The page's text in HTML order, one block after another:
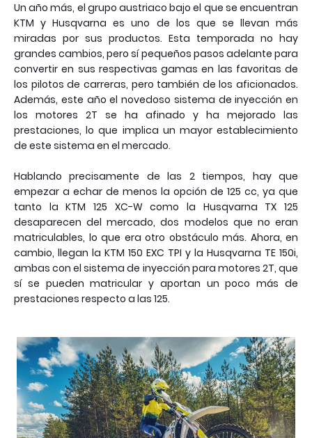
Un año más, el grupo austriaco bajo el que se encuentran
KTM y Husqvarna es uno de los que se llevan más
miradas por sus productos. Esta temporada no hay
grandes cambios, pero sí pequeños pasos adelante para
convertir en sus respectivas gamas en las favoritas de
los pilotos de carreras, pero también de los aficionados.
Además, este año el novedoso sistema de inyección en
los motores 2T se ha afinado y ha mejorado las
prestaciones, lo que implica un mayor establecimiento
de este sistema en el mercado.
Hablando precisamente de las 2 tiempos, hay que
empezar a echar de menos la opción de 125 cc, ya que
tanto la KTM 125 XC-W como la Husqvarna TX 125
desaparecen del mercado, dos modelos que no eran
matriculables, lo que era otro obstáculo más. Ahora, en
cambio, llegan la KTM 150 EXC TPI y la Husqvarna TE 150i,
ambas con el sistema de inyección para motores 2T, que
sí se pueden matricular y aportan un poco más de
prestaciones respecto a las 125.